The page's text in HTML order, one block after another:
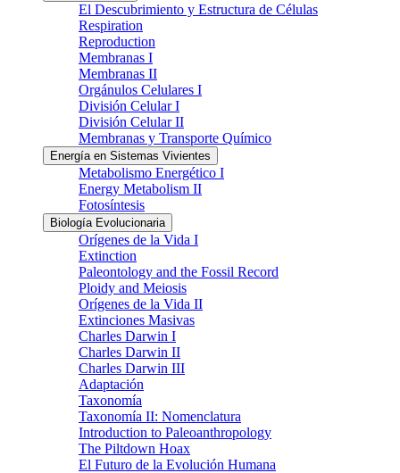
El Descubrimiento y Estructura de Células
Respiration
Reproduction
Membranas I
Membranas II
Orgánulos Celulares I
División Celular I
División Celular II
Membranas y Transporte Químico
Energía en Sistemas Vivientes
Metabolismo Energético I
Energy Metabolism II
Fotosíntesis
Biología Evolucionaria
Orígenes de la Vida I
Extinction
Paleontology and the Fossil Record
Ploidy and Meiosis
Orígenes de la Vida II
Extinciones Masivas
Charles Darwin I
Charles Darwin II
Charles Darwin III
Adaptación
Taxonomía
Taxonomía II: Nomenclatura
Introduction to Paleoanthropology
The Piltdown Hoax
El Futuro de la Evolución Humana